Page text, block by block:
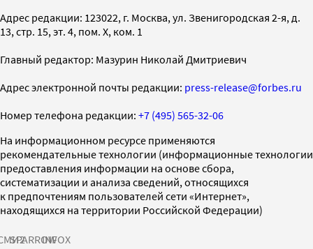
Адрес редакции: 123022, г. Москва, ул. Звенигородская 2-я, д.
13, стр. 15, эт. 4, пом. X, ком. 1
Главный редактор: Мазурин Николай Дмитриевич
Адрес электронной почты редакции: press-release@forbes.ru
Номер телефона редакции: +7 (495) 565-32-06
На информационном ресурсе применяются
рекомендательные технологии (информационные технологии
предоставления информации на основе сбора,
систематизации и анализа сведений, относящихся
к предпочтениям пользователей сети «Интернет»,
находящихся на территории Российской Федерации)
SPARROWINFOX